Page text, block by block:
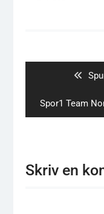
Next
post:
Spor1 Team
Skriv en